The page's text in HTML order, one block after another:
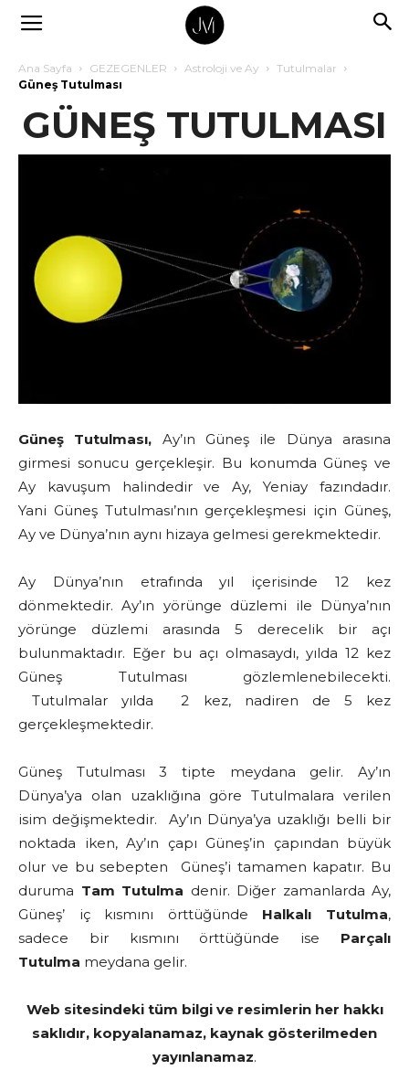
Ana Sayfa GEZEGENLER Astroloji ve Ay
Tutulmalar
Güneş Tutulması
GÜNEŞ TUTULMASI
Güneş Tutulması, Ay’ın Güneş ile Dünya arasına
girmesi sonucu gerçekleşir. Bu konumda Güneş ve
Ay kavuşum halindedir ve Ay, Yeniay fazındadır.
Yani Güneş Tutulması’nın gerçekleşmesi için Güneş,
Ay ve Dünya’nın aynı hizaya gelmesi gerekmektedir.
Ay Dünya’nın etrafında yıl içerisinde 12 kez
dönmektedir. Ay’ın yörünge düzlemi ile Dünya’nın
yörünge düzlemi arasında 5 derecelik bir açı
bulunmaktadır. Eğer bu açı olmasaydı, yılda 12 kez
Güneş Tutulması gözlemlenebilecekti.
Tutulmalar yılda 2 kez, nadiren de 5 kez
gerçekleşmektedir.
Güneş Tutulması 3 tipte meydana gelir. Ay’ın
Dünya’ya olan uzaklığına göre Tutulmalara verilen
isim değişmektedir. Ay’ın Dünya’ya uzaklığı belli bir
noktada iken, Ay’ın çapı Güneş’in çapından büyük
olur ve bu sebepten Güneş’i tamamen kapatır. Bu
duruma Tam Tutulma denir. Diğer zamanlarda Ay,
Güneş’ iç kısmını örttüğünde Halkalı Tutulma,
sadece bir kısmını örttüğünde ise Parçalı
Tutulma meydana gelir.
Web sitesindeki tüm bilgi ve resimlerin her hakkı
saklıdır, kopyalanamaz, kaynak gösterilmeden
yayınlanamaz.